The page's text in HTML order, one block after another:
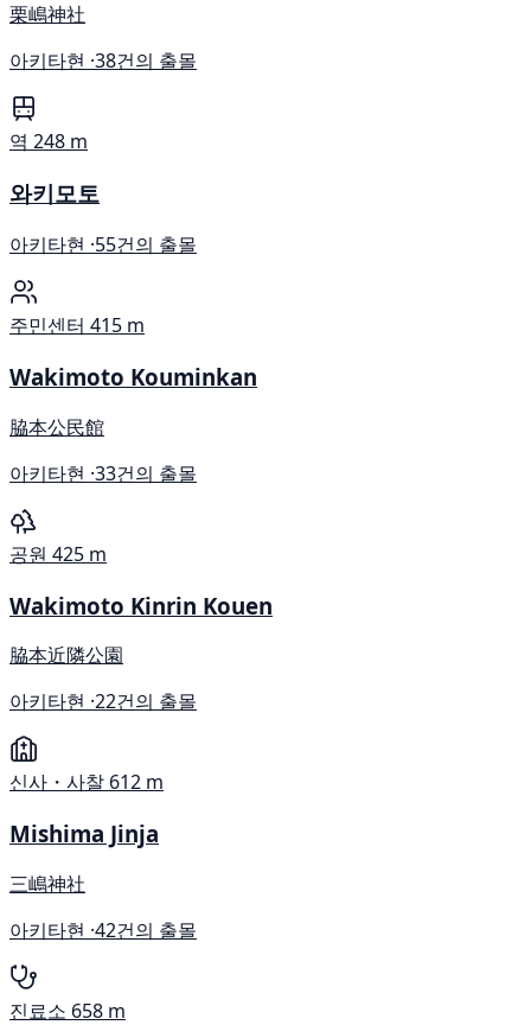
栗嶋神社
아키타현 ·38건의 출몰
역 248 m
와키모토
아키타현 ·55건의 출몰
주민센터 415 m
Wakimoto Kouminkan
脇本公民館
아키타현 ·33건의 출몰
공원 425 m
Wakimoto Kinrin Kouen
脇本近隣公園
아키타현 ·22건의 출몰
신사・사찰 612 m
Mishima Jinja
三嶋神社
아키타현 ·42건의 출몰
진료소 658 m